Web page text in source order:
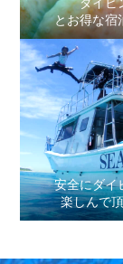
ダイビ
とお得な宿
安全にダイ
楽しんで